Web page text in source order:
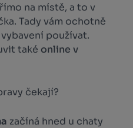
na místě, a to v
Tady vám ochotně
používat.
také online v
čekají?
začíná hned u chaty